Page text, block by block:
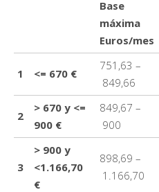
Base
máxima
Euros/mes
1 <= 670 €
751,63 –
849,66
2
> 670 y <=
900 €
849,67 –
900
3
> 900 y
<1.166,70
€
898,69 –
1.166,70